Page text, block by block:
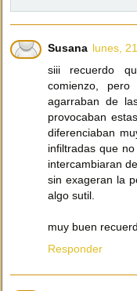
Susana lunes,
siii recuerdo
comienzo,
agarraban de
provocaban
diferenciaban
infiltradas que
intercambiaran
sin exageran la
algo sutil.
muy buen
Responder